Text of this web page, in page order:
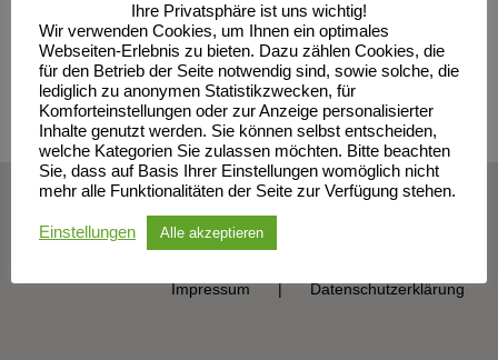
© Sportclub Neubrandenburg e.V. | All Rights Reserved
Impressum Datenschutzerklärung
Ihre Privatsphäre ist uns wichtig!
Wir verwenden Cookies, um Ihnen ein optimales
Webseiten-Erlebnis zu bieten. Dazu zählen Cookies, die
für den Betrieb der Seite notwendig sind, sowie solche, die
lediglich zu anonymen Statistikzwecken, für
Komforteinstellungen oder zur Anzeige personalisierter
Inhalte genutzt werden. Sie können selbst entscheiden,
welche Kategorien Sie zulassen möchten. Bitte beachten
Sie, dass auf Basis Ihrer Einstellungen womöglich nicht
mehr alle Funktionalitäten der Seite zur Verfügung stehen.
Einstellungen Alle akzeptieren